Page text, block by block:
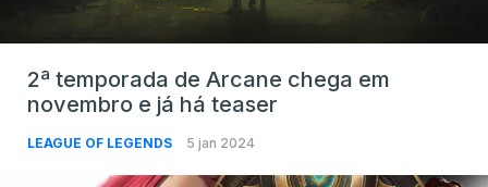
2ª temporada de Arcane chega em
novembro e já há teaser
LEAGUE OF LEGENDS 5 jan 2024